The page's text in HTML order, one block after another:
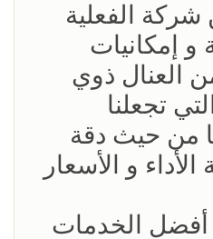
الفعلية
و إمكانيات
العنال ذوي
تجعلنا
من حيث دقة
و الأسعار
أفضل الخدمات